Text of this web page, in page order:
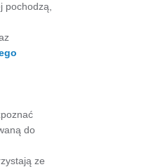
pochodzą,
do
ze